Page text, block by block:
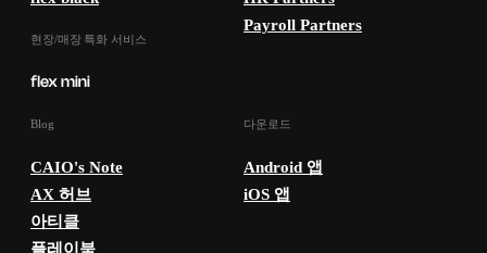
현장/매장 특화 서비스
Payroll Partners
Blog
CAIO's Note
AX 허브
아티클
플레이북
다운로드
Android 앱
iOS 앱